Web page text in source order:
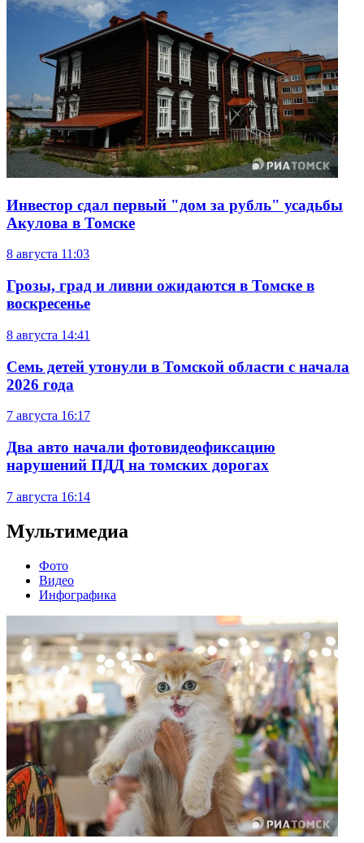
Инвестор сдал первый "дом за рубль" усадьбы
Акулова в Томске
8 августа 11:03
Грозы, град и ливни ожидаются в Томске в
воскресенье
8 августа 14:41
Семь детей утонули в Томской области с начала
2026 года
7 августа 16:17
Два авто начали фотовидеофиксацию
нарушений ПДД на томских дорогах
7 августа 16:14
Мультимедиа
Фото
Видео
Инфографика